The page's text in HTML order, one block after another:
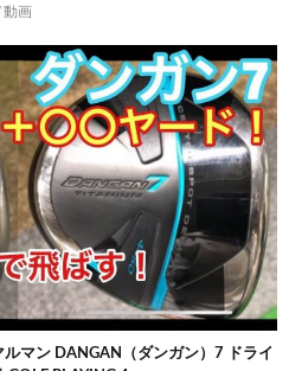
動画
マン DANGAN（ダンガン）7 ドライ